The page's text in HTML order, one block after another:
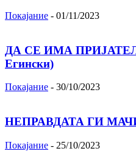
Покајание - 01/11/2023
ДА СЕ ИМА
Егински)
Покајание - 30/10/2023
НЕПРАВДАТА ГИ
Покајание - 25/10/2023